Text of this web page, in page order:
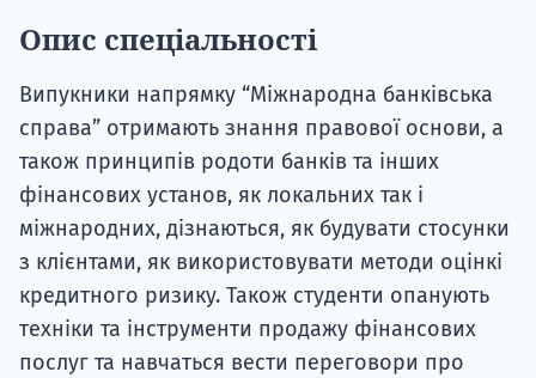
Опис спеціальності
Випукники напрямку “Міжнародна банківська
справа” отримають знання правової основи, а
також принципів родоти банків та інших
фінансових установ, як локальних так і
міжнародних, дізнаються, як будувати стосунки
з клієнтами, як використовувати методи оцінкі
кредитного ризику. Також студенти опанують
техніки та інструменти продажу фінансових
послуг та навчаться вести переговори про